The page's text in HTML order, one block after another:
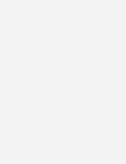
Segmente und alle
– hinweg um 23 Prozent
gebaut
der BVES unter anderem
Aber auch die Nachfrage im
gesunken. Hier sind es vor
Zurückhaltung beim
Wärmepumpen, die mit